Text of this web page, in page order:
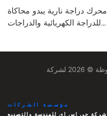
محرك دراجة نارية يبدو محاكاة
للدراجة الكهربائية والدراجات
مؤسسة الشركات
شركة جي إس إي للهندسة والتصنيع